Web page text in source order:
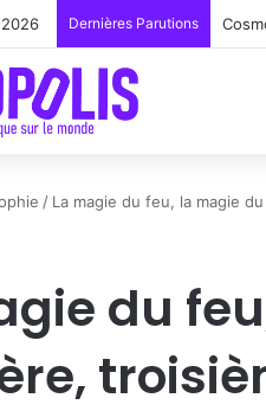
Dernières Parutions
/ La magie du feu, la magie
du